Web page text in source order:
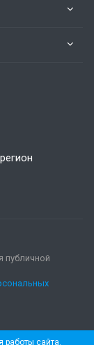
публичной
сайта.